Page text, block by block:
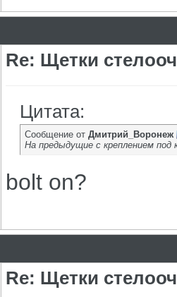
Re: Щетки
Цитата:
Сообщение от Дмитрий_Воронеж
На предыдущие с креплением под
bolt on?
Re: Щетки